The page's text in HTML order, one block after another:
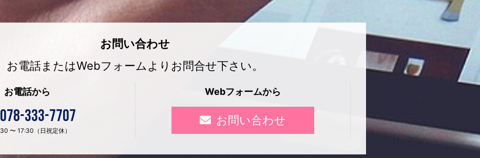
お問い合わせ
お電話またはWebフォームよりお問合せ下さい。
お電話から
078-333-7707
〜 17:30（日祝定休）
Webフォームから
お問い合わせ